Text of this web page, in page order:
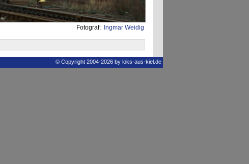
Fotograf: Ingmar Weidig
© Copyright 2004-2026 by loks-aus-kiel.de